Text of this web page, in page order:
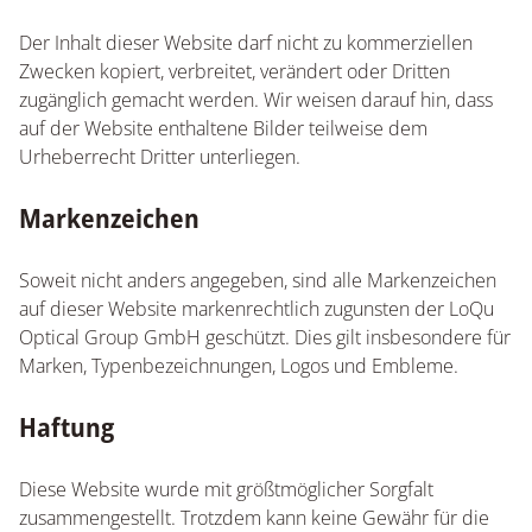
Der Inhalt dieser Website darf nicht zu kommerziellen
Zwecken kopiert, verbreitet, verändert oder Dritten
zugänglich gemacht werden. Wir weisen darauf hin, dass
auf der Website enthaltene Bilder teilweise dem
Urheberrecht Dritter unterliegen.
Markenzeichen
Soweit nicht anders angegeben, sind alle Markenzeichen
auf dieser Website markenrechtlich zugunsten der LoQu
Optical Group GmbH geschützt. Dies gilt insbesondere für
Marken, Typenbezeichnungen, Logos und Embleme.
Haftung
Diese Website wurde mit größtmöglicher Sorgfalt
zusammengestellt. Trotzdem kann keine Gewähr für die